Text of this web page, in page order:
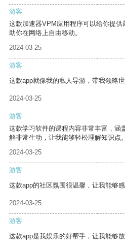
游客
这款加速器VPM应用程序可以给你提
助你在网络上自由移动。
2024-03-25
游客
这款app就像我的私人导游，带我领略世
2024-03-25
游客
这款学习软件的课程内容非常丰富，涵
解非常生动，让我能够轻松理解知识点。
2024-03-25
游客
这款app的社区氛围很温馨，让我能够感
2024-03-25
游客
这款app是我娱乐的好帮手，让我能够